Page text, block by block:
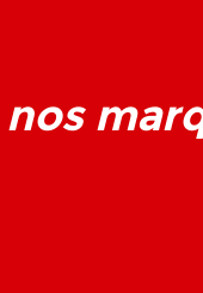
nos